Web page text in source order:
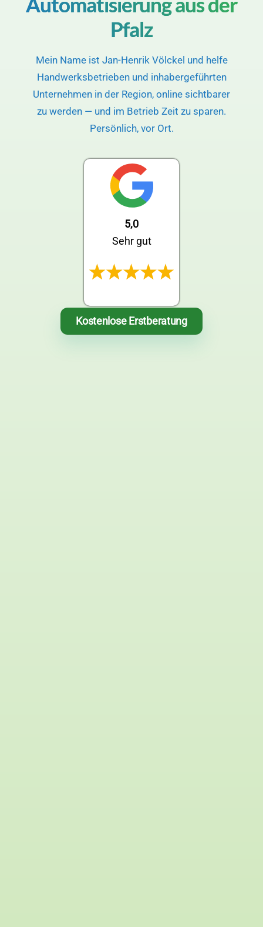
Pfalz
Mein Name ist Jan-Henrik Völckel und helfe
Handwerksbetrieben und inhabergeführten
Unternehmen in der Region, online sichtbarer
zu werden — und im Betrieb Zeit zu sparen.
Persönlich, vor Ort.
Link
5,0
Sehr gut
Kostenlose Erstberatung